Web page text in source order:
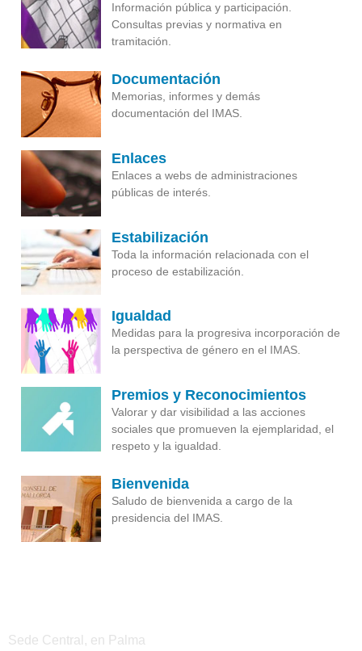
Información pública y participación.
Consultas previas y normativa en
tramitación.
Documentación
Memorias, informes y demás
documentación del IMAS.
Enlaces
Enlaces a webs de administraciones
públicas de interés.
Estabilización
Toda la información relacionada con el
proceso de estabilización.
Igualdad
Medidas para la progresiva incorporación de
la perspectiva de género en el IMAS.
Premios y Reconocimientos
Valorar y dar visibilidad a las acciones
sociales que promueven la ejemplaridad, el
respeto y la igualdad.
Bienvenida
Saludo de bienvenida a cargo de la
presidencia del IMAS.
Sede Central, en Palma